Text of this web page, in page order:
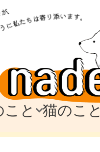
と 猫のこと